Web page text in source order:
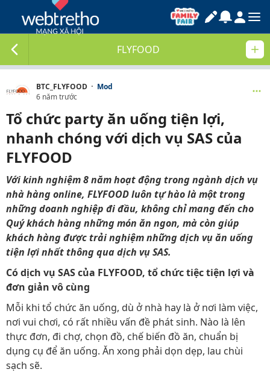
FLYFOOD
BTC_FLYFOOD · Mod
6 năm trước
Tổ chức party ăn uống tiện lợi,
nhanh chóng với dịch vụ SAS của
FLYFOOD
Với kinh nghiệm 8 năm hoạt động trong ngành dịch vụ
nhà hàng online, FLYFOOD luôn tự hào là một trong
những doanh nghiệp đi đầu, không chỉ mang đến cho
Quý khách hàng những món ăn ngon, mà còn giúp
khách hàng được trải nghiệm những dịch vụ ăn uống
tiện lợi nhất thông qua dịch vụ SAS.
Có dịch vụ SAS của FLYFOOD, tổ chức tiệc tiện lợi và
đơn giản vô cùng
Mỗi khi tổ chức ăn uống, dù ở nhà hay là ở nơi làm việc,
nơi vui chơi, có rất nhiều vấn đề phát sinh. Nào là lên
thực đơn, đi chợ, chọn đồ, chế biến đồ ăn, chuẩn bị
dụng cụ để ăn uống. Ăn xong phải dọn dẹp, lau chùi
sạch sẽ.